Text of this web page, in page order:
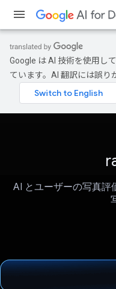
Google は AI 技術を使用し
ています。AI 翻訳には誤り
AI とユーザーの写真評